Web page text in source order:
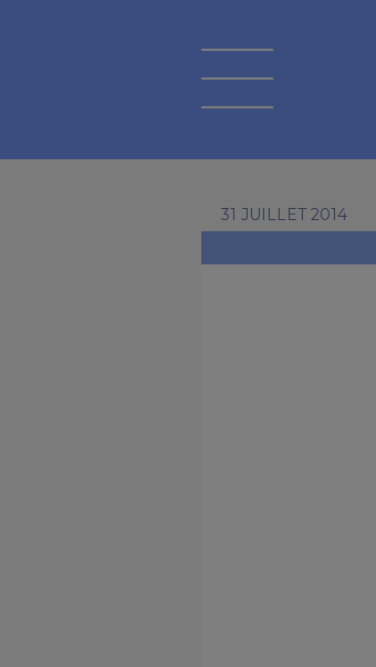
31 JUILLET 2014